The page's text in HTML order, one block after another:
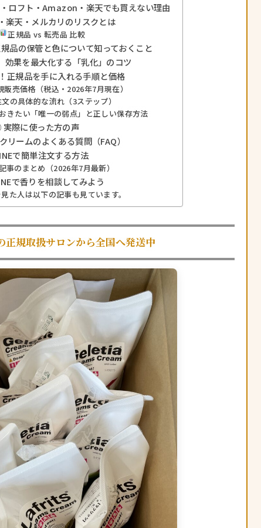
ロフト・Amazon・楽天でも買えない理由
天・メルカリのリスクとは
正規品 vs 転売品 比較
品の保管と色について知っておくこと
果を最大化する「乳化」のコツ
正規品を手に入れる手順と価格
販売価格（税込・2026年7月現在）
の具体的な流れ（3ステップ）
きたい「唯一の弱点」と正しい保存方法
際に使った方の声
リームのよくある質問（FAQ）
で簡単注文する方法
事のまとめ（2026年7月最新）
で香りを相談してみよう
た人は以下の記事も見ています。
正規取扱サロンから全国へ発送中